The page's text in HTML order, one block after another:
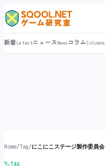
新着LatestニュースNews コラムColumns
Home/Tag/にこにこステージ製作委員会
🏷️TAG